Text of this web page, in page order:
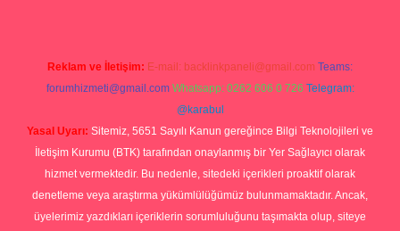
Reklam ve İletişim: E-mail: backlinkpaneli@gmail.com Teams:
forumhizmeti@gmail.com Whatsapp: 0262 606 0 726 Telegram:
@karabul
Yasal Uyarı: Sitemiz, 5651 Sayılı Kanun gereğince Bilgi Teknolojileri ve
İletişim Kurumu (BTK) tarafından onaylanmış bir Yer Sağlayıcı olarak
hizmet vermektedir. Bu nedenle, sitedeki içerikleri proaktif olarak
denetleme veya araştırma yükümlülüğümüz bulunmamaktadır. Ancak,
üyelerimiz yazdıkları içeriklerin sorumluluğunu taşımakta olup, siteye